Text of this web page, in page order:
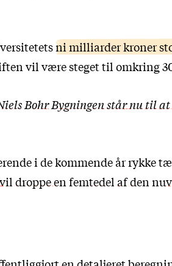
ni milliarder kroner
vil være steget til omkring
Bohr Bygningen står nu til at
i de kommende år rykke
vil droppe en femtedel af den